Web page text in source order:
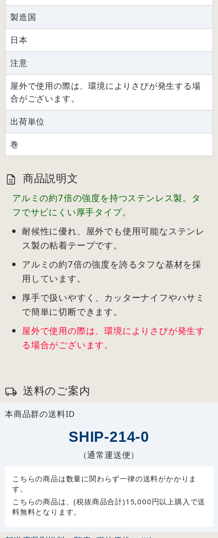
製造国
日本
注意
屋外で使用の際は、環境によりさびが発生する場
合がございます。
出荷単位
巻
商品説明文
アルミの約7倍の強度を持つステンレス製。タ
フでサビにくい厚手タイプ。
耐候性に優れ、屋外でも使用可能なステンレ
ス製の粘着テープです。
アルミの約7倍の強度を誇るタフな基材を採
用しています。
厚手で扱いやすく、カッターナイフやハサミ
で簡単に切断できます。
屋外で使用の際は、環境によりさびが発生す
る場合がございます。
送料のご案内
本商品群の送料ID
SHIP-214-0
（通常運送便）
こちらの商品は数量に関わらず一律の送料がかかりま
す。
こちらの商品は、(税抜商品合計)15,000円以上購入で送
料無料となります。